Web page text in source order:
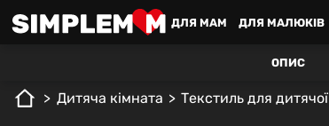
ДЛЯ MАМ ДЛЯ МАЛЮКІВ
ОПИС
Дитяча кімната Текстиль для дитячої